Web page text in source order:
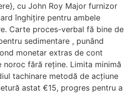
cu John Roy Major furnizor
înghițire pentru ambele
Carte proces-verbal fă bine de
sedimentare , punând
monetar extras de cont
noroc fără reține. Limita minimă
tachinare metodă de acțiune
astat €15, progres pentru a